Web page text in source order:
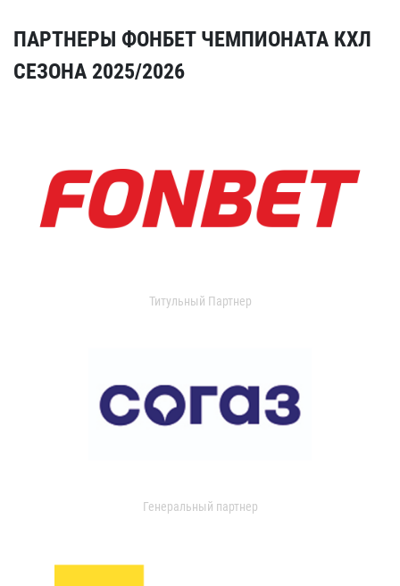
ПАРТНЕРЫ ФОНБЕТ ЧЕМПИОНАТА КХЛ
СЕЗОНА 2025/2026
Титульный Партнер
Генеральный партнер